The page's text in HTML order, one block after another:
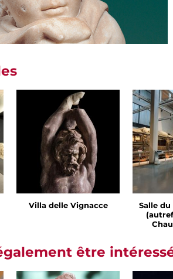
Villa delle Vignacce
Salle du
être